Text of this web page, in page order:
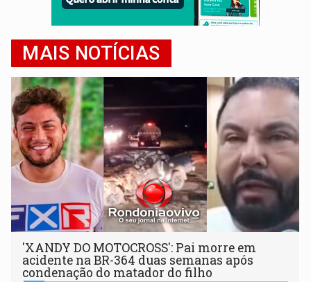
MAIS NOTÍCIAS
'XANDY DO MOTOCROSS': Pai morre em
acidente na BR-364 duas semanas após
condenação do matador do filho